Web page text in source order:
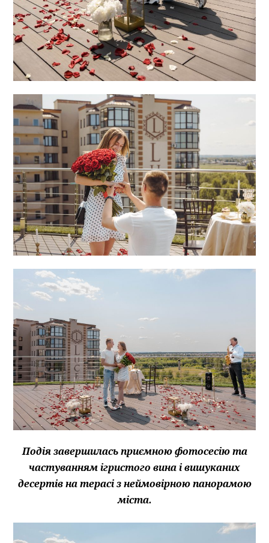
Подія завершилась приємною фотосесію та
частуванням ігристого вина і вишуканих
десертів на терасі з неймовірною панорамою
міста.